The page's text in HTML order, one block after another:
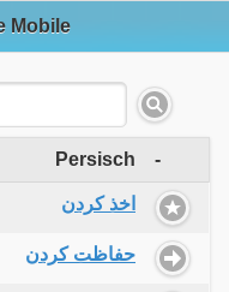
Mobile
Persisch -
اخذ کردن
حفاظت کردن